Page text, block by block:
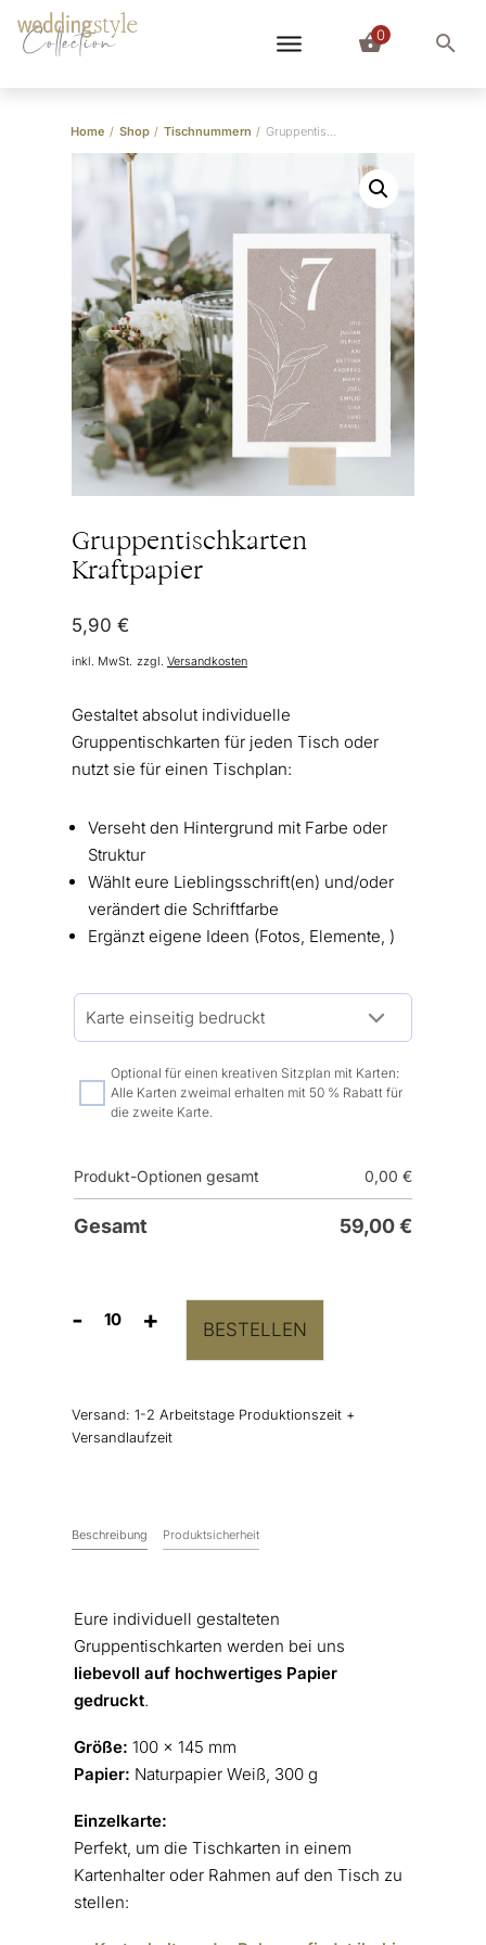
Collection 0
Home / Shop / Tischnummern / Gruppentischkarten Kraftpapier
Gruppentischkarten
Kraftpapier
5,90 €
inkl. MwSt. zzgl. Versandkosten
Gestaltet absolut individuelle
Gruppentischkarten für jeden Tisch oder
nutzt sie für einen Tischplan:
Verseht den Hintergrund mit Farbe oder
Struktur
Wählt eure Lieblingsschrift(en) und/oder
verändert die Schriftfarbe
Ergänzt eigene Ideen (Fotos, Elemente, )
Optional für einen kreativen Sitzplan mit Karten:
Alle Karten zweimal erhalten mit 50 % Rabatt für
die zweite Karte.
Produkt-Optionen gesamt 0,00€
Gesamt 59,00€
-
Gruppentischkarten
+ BESTELLEN
Versand: 1-2 Arbeitstage Produktionszeit +
Versandlaufzeit
Beschreibung Produktsicherheit
Eure individuell gestalteten
Gruppentischkarten werden bei uns
liebevoll auf hochwertiges Papier
gedruckt.
Größe: 100 x 145 mm
Papier: Naturpapier Weiß, 300 g
Einzelkarte:
Perfekt, um die Tischkarten in einem
Kartenhalter oder Rahmen auf den Tisch zu
stellen: